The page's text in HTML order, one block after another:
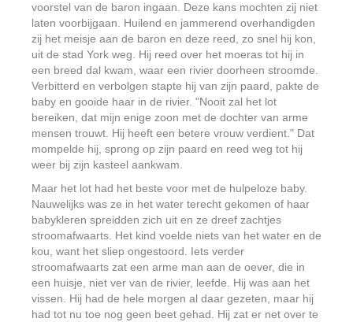
voorstel van de baron ingaan. Deze kans mochten zij niet
laten voorbijgaan. Huilend en jammerend overhandigden
zij het meisje aan de baron en deze reed, zo snel hij kon,
uit de stad York weg. Hij reed over het moeras tot hij in
een breed dal kwam, waar een rivier doorheen stroomde.
Verbitterd en verbolgen stapte hij van zijn paard, pakte de
baby en gooide haar in de rivier. "Nooit zal het lot
bereiken, dat mijn enige zoon met de dochter van arme
mensen trouwt. Hij heeft een betere vrouw verdient." Dat
mompelde hij, sprong op zijn paard en reed weg tot hij
weer bij zijn kasteel aankwam.
Maar het lot had het beste voor met de hulpeloze baby.
Nauwelijks was ze in het water terecht gekomen of haar
babykleren spreidden zich uit en ze dreef zachtjes
stroomafwaarts. Het kind voelde niets van het water en de
kou, want het sliep ongestoord. Iets verder
stroomafwaarts zat een arme man aan de oever, die in
een huisje, niet ver van de rivier, leefde. Hij was aan het
vissen. Hij had de hele morgen al daar gezeten, maar hij
had tot nu toe nog geen beet gehad. Hij zat er net over te